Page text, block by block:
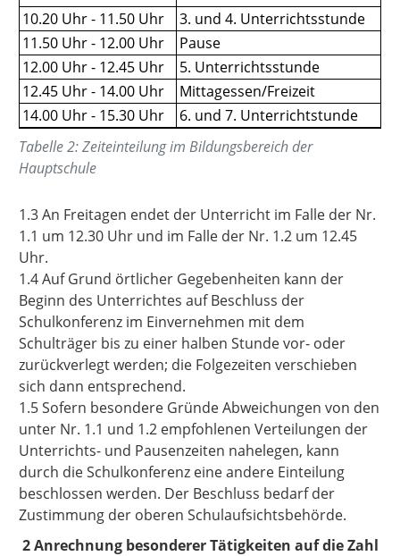
10.20 Uhr - 11.50 Uhr
3. und 4. Unterrichtsstunde
11.50 Uhr - 12.00 Uhr
Pause
12.00 Uhr - 12.45 Uhr
5. Unterrichtsstunde
12.45 Uhr - 14.00 Uhr
Mittagessen/Freizeit
14.00 Uhr - 15.30 Uhr
6. und 7. Unterrichtstunde
Tabelle2:Zeiteinteilung im Bildungsbereich der
Hauptschule
1.3 An Freitagen endet der Unterricht im Falle der Nr.
1.1 um 12.30 Uhr und im Falle der Nr. 1.2 um 12.45
Uhr.
1.4 Auf Grund örtlicher Gegebenheiten kann der
Beginn des Unterrichtes auf Beschluss der
Schulkonferenz im Einvernehmen mit dem
Schulträger bis zu einer halben Stunde vor- oder
zurückverlegt werden; die Folgezeiten verschieben
sich dann entsprechend.
1.5 Sofern besondere Gründe Abweichungen von den
unter Nr. 1.1 und 1.2 empfohlenen Verteilungen der
Unterrichts- und Pausenzeiten nahelegen, kann
durch die Schulkonferenz eine andere Einteilung
beschlossen werden. Der Beschluss bedarf der
Zustimmung der oberen Schulaufsichtsbehörde.
2 Anrechnung besonderer Tätigkeiten auf die Zahl